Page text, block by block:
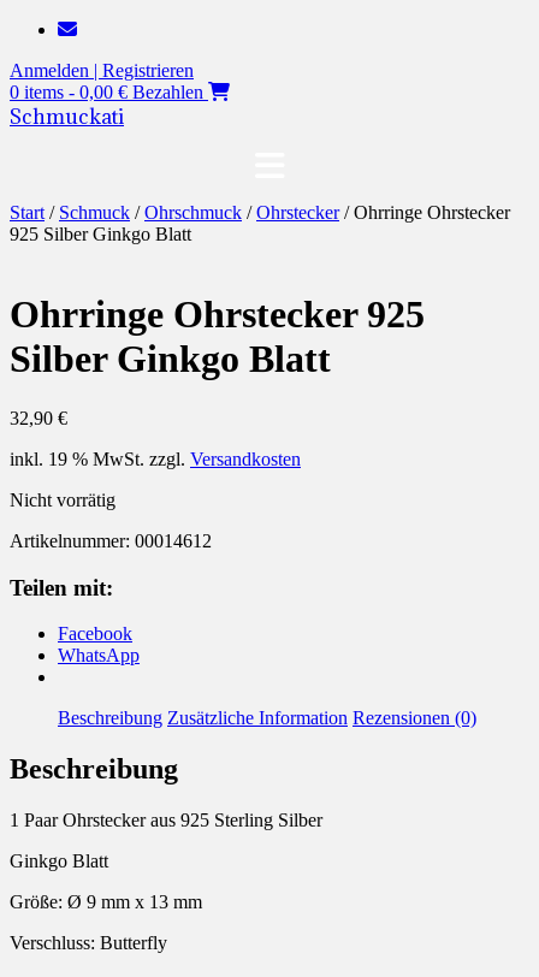
Zum
springen
Anmelden | Registrieren
0 items - 0,00 € Bezahlen
Schmuckati
Start / Schmuck /Ohrschmuck /Ohrstecker/ Ohrringe Ohrstecker
925 Silber Ginkgo Blatt
Ohrringe Ohrstecker 925
Silber Ginkgo Blatt
32,90 €
inkl. 19 % MwSt. zzgl. Versandkosten
Nicht vorrätig
Artikelnummer: 00014612
Teilen mit:
Facebook
WhatsApp
Beschreibung Zusätzliche Information Rezensionen (0)
Beschreibung
1 Paar Ohrstecker aus 925 Sterling Silber
Ginkgo Blatt
Größe: Ø 9 mm x 13 mm
Verschluss: Butterfly